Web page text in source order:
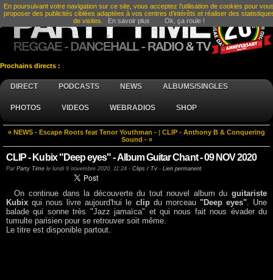
Prochains directs :
DIRECT PODCASTS NEWS ALBUMS/SINGLES
PHOTOS VIDEOS WEBRADIOS SHOP
« NEWS - Escape Roots feat Tenor Youthman -
CLIP - Anthony B & Conquering
Sound - »
CLIP - Kubix "Deep eyes" - Album Guitar Chant - 09 NOV 2020
Par Party Time le lundi 9 novembre 2020, 11:24 - Clips / Tv - Lien permanent
On continue dans la découverte du tout nouvel album du guitariste
Kubix qui nous livre aujourd'hui le clipdu morceau "Deep eyes". Une
balade qui sonne très "Jazz jamaïca" et qui nous fait nous évader du
tumulte parisien pour se retrouver soit même.
Le titre est disponible partout.
En poursuivant votre navigation sur ce site, vous acceptez l’utilisation de cookies pour
proposer des publicités ciblées adaptées à vos centres d’intérêts et réaliser des
de visites.
En savoir plus Ok, ça roule !